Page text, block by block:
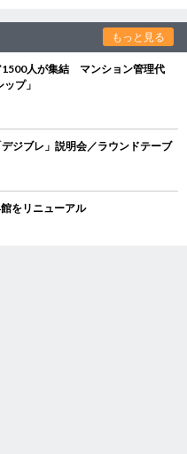
もっと見る
1500人が集結 マンション管理代
プ」
ジブレ」説明会／ラウンドテーブ
をリニューアル